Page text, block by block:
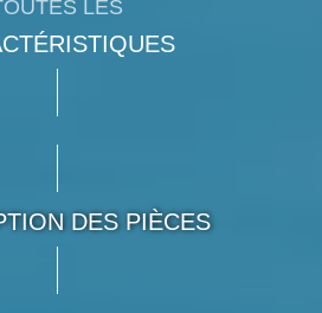
LES
DES PIÈCES